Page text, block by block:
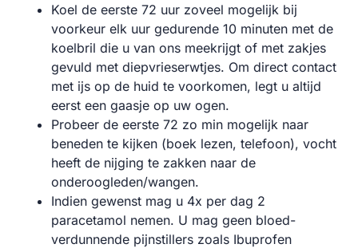
Koel de eerste 72 uur zoveel mogelijk bij
voorkeur elk uur gedurende 10 minuten met de
koelbril die u van ons meekrijgt of met zakjes
gevuld met diepvrieserwtjes. Om direct contact
met ijs op de huid te voorkomen, legt u altijd
eerst een gaasje op uw ogen.
Probeer de eerste 72 zo min mogelijk naar
beneden te kijken (boek lezen, telefoon), vocht
heeft de nijging te zakken naar de
onderoogleden/wangen.
Indien gewenst mag u 4x per dag 2
paracetamol nemen. U mag geen bloed-
verdunnende pijnstillers zoals Ibuprofen